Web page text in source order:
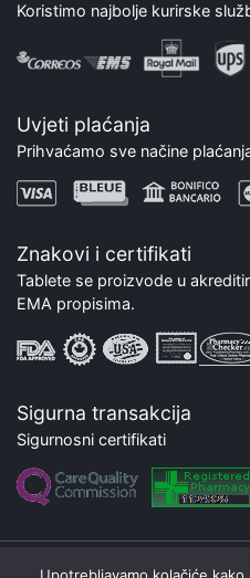
Koristimo najbolje kurirske
Uvjeti plaćanja
Prihvaćamo sve načine
Znakovi i certifikati
Tablete se proizvode u
EMA propisima.
Sigurna transakcija
Sigurnosni certifikati